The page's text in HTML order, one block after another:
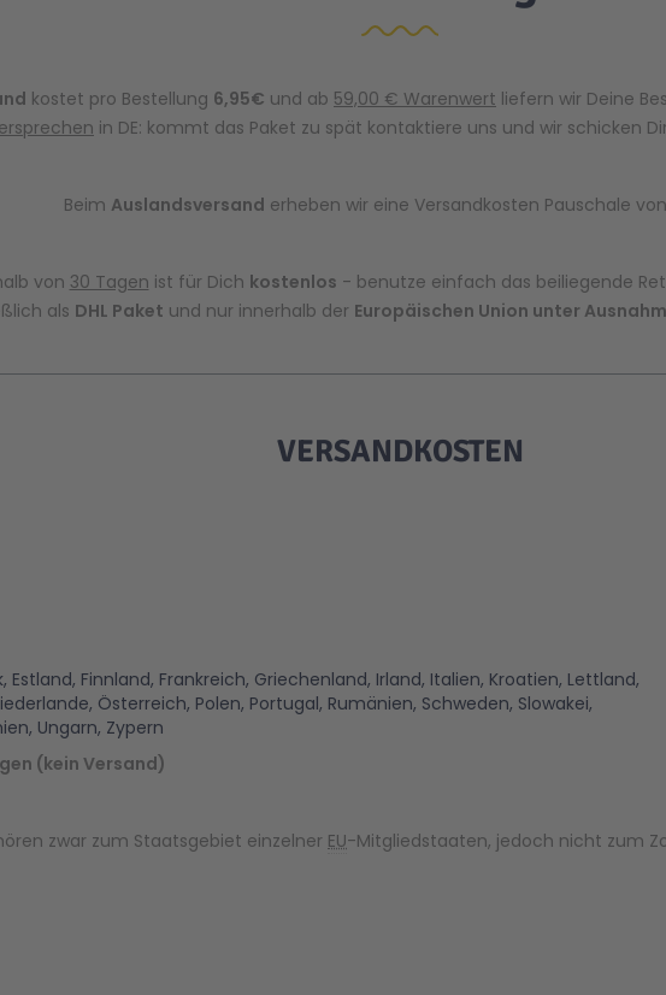
kostet pro Bestellung 6,95€ und ab 59,00 € Warenwert liefern wir Deine
in DE: kommt das Paket zu spät kontaktiere uns und wir schicken
Beim Auslandsversand erheben wir eine Versandkosten Pauschale von
von 30 Tagen ist für Dich kostenlos - benutze einfach das beiliegende
als DHL Paket und nur innerhalb der Europäischen Union unter
VERSANDKOSTEN
Estland, Finnland, Frankreich, Griechenland, Irland, Italien, Kroatien, Lettland,
Österreich, Polen, Portugal, Rumänien, Schweden, Slowakei,
Ungarn, Zypern
(kein Versand)
zwar zum Staatsgebiet einzelner EU-Mitgliedstaaten, jedoch nicht zum